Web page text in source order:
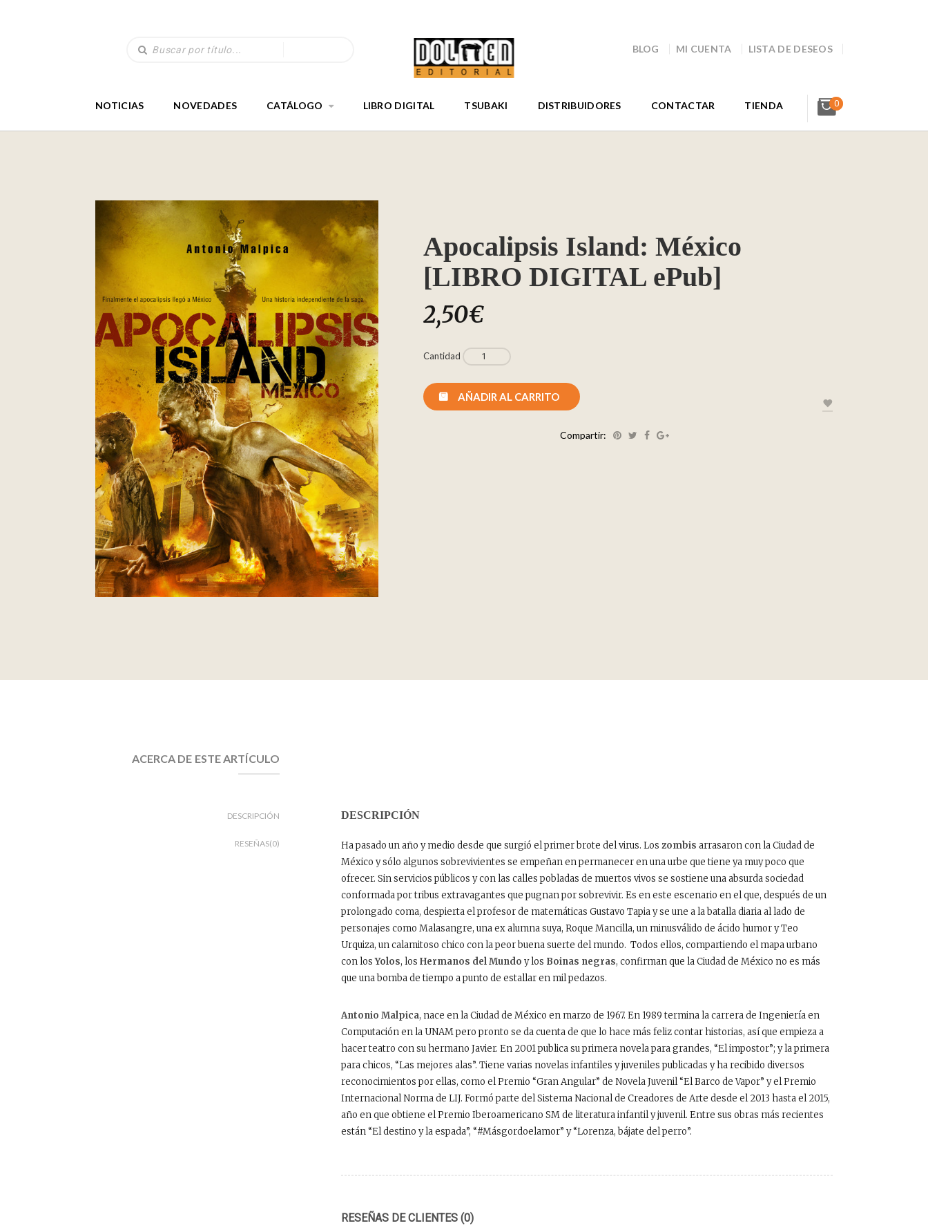
BLOG MI CUENTA LISTA DE DESEOS
NOTICIAS NOVEDADES CATÁLOGO LIBRO DIGITAL TSUBAKI DISTRIBUIDORES CONTACTAR TIENDA 0
Apocalipsis Island: México
[LIBRO DIGITAL ePub]
2,50€
Cantidad
AÑADIR AL CARRITO
Compartir:
ACERCA DE ESTE ARTÍCULO
DESCRIPCIÓN
RESEÑAS(0)
DESCRIPCIÓN
Ha pasado un año y medio desde que surgió el primer brote del virus. Los zombis arrasaron con la Ciudad de
México y sólo algunos sobrevivientes se empeñan en permanecer en una urbe que tiene ya muy poco que
ofrecer. Sin servicios públicos y con las calles pobladas de muertos vivos se sostiene una absurda sociedad
conformada por tribus extravagantes que pugnan por sobrevivir. Es en este escenario en el que, después de un
prolongado coma, despierta el profesor de matemáticas Gustavo Tapia y se une a la batalla diaria al lado de
personajes como Malasangre, una ex alumna suya, Roque Mancilla, un minusválido de ácido humor y Teo
Urquiza, un calamitoso chico con la peor buena suerte del mundo. Todos ellos, compartiendo el mapa urbano
con losYolos, los Hermanos del Mundo y los Boinas negras, confirman que la Ciudad de México no es más
que una bomba de tiempo a punto de estallar en mil pedazos.
Antonio Malpica, nace en la Ciudad de México en marzo de 1967. En 1989 termina la carrera de Ingeniería en
Computación en la UNAM pero pronto se da cuenta de que lo hace más feliz contar historias, así que empieza a
hacer teatro con su hermano Javier. En 2001 publica su primera novela para grandes, “El impostor”; y la primera
para chicos, “Las mejores alas”. Tiene varias novelas infantiles y juveniles publicadas y ha recibido diversos
reconocimientos por ellas, como el Premio “Gran Angular” de Novela Juvenil “El Barco de Vapor” y el Premio
Internacional Norma de LIJ. Formó parte del Sistema Nacional de Creadores de Arte desde el 2013 hasta el 2015,
año en que obtiene el Premio Iberoamericano SM de literatura infantil y juvenil. Entre sus obras más recientes
están “El destino y la espada”, “#Másgordoelamor” y “Lorenza, bájate del perro”.
RESEÑAS DE CLIENTES (0)